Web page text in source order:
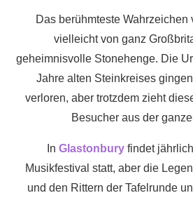
Das berühmteste Wahrzeichen
vielleicht von ganz
geheimnisvolle Stonehenge. Die
Jahre alten Steinkreises
verloren, aber trotzdem zieht
Besucher aus der
In Glastonburyfindet
Musikfestival statt, aber die
und den Rittern der Tafelrunde